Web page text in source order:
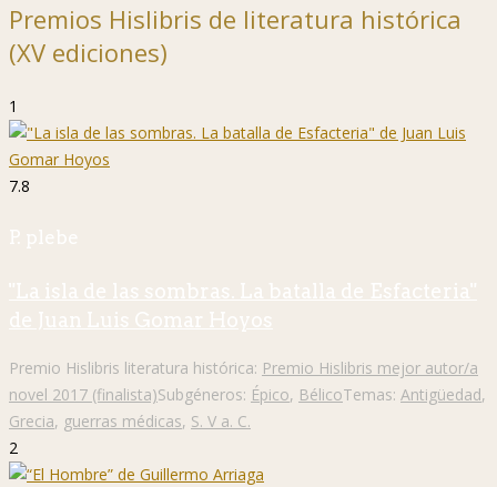
Premios Hislibris de literatura histórica
(XV ediciones)
1
7.8
P. plebe
"La isla de las sombras. La batalla de Esfacteria"
de Juan Luis Gomar Hoyos
Premio Hislibris literatura histórica: Premio Hislibris mejor autor/a
novel 2017 (finalista)Subgéneros: Épico, BélicoTemas: Antigüedad,
Grecia, guerras médicas, S. V a. C.
2